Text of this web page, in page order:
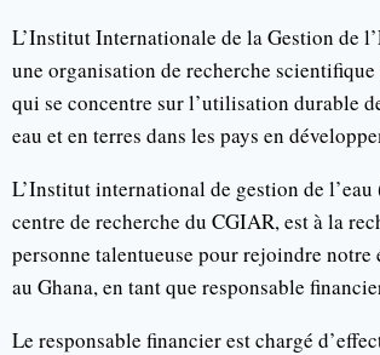
L’Institut Internationale de la Gestion de
une organisation de recherche
qui se concentre sur l’utilisation durable
eau et en terres dans les pays en
L’Institut international de gestion de
centre de recherche du CGIAR, est à la
personne talentueuse pour rejoindre notre
au Ghana, en tant que responsable
Le responsable financier est chargé